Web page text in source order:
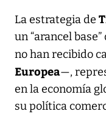
La estrategia de
un “arancel
no han recibido
Europea—,
en la economía
su política